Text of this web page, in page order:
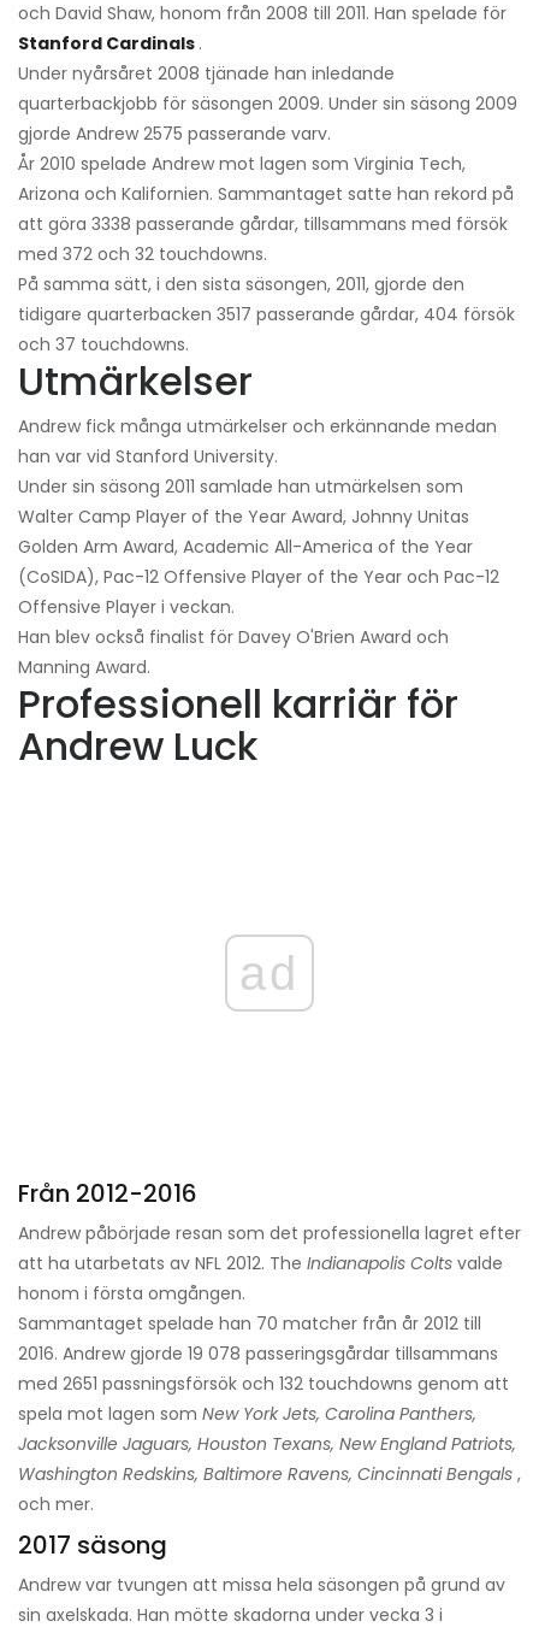
och David Shaw, honom från 2008 till 2011. Han spelade för
Stanford Cardinals .
Under nyårsåret 2008 tjänade han inledande
quarterbackjobb för säsongen 2009. Under sin säsong 2009
gjorde Andrew 2575 passerande varv.
År 2010 spelade Andrew mot lagen som Virginia Tech,
Arizona och Kalifornien. Sammantaget satte han rekord på
att göra 3338 passerande gårdar, tillsammans med försök
med 372 och 32 touchdowns.
På samma sätt, i den sista säsongen, 2011, gjorde den
tidigare quarterbacken 3517 passerande gårdar, 404 försök
och 37 touchdowns.
Utmärkelser
Andrew fick många utmärkelser och erkännande medan
han var vid Stanford University.
Under sin säsong 2011 samlade han utmärkelsen som
Walter Camp Player of the Year Award, Johnny Unitas
Golden Arm Award, Academic All-America of the Year
(CoSIDA), Pac-12 Offensive Player of the Year och Pac-12
Offensive Player i veckan.
Han blev också finalist för Davey O'Brien Award och
Manning Award.
Professionell karriär för
Andrew Luck
ad
Från 2012-2016
Andrew påbörjade resan som det professionella lagret efter
att ha utarbetats av NFL 2012. The Indianapolis Colts valde
honom i första omgången.
Sammantaget spelade han 70 matcher från år 2012 till
2016. Andrew gjorde 19 078 passeringsgårdar tillsammans
med 2651 passningsförsök och 132 touchdowns genom att
spela mot lagen som New York Jets, Carolina Panthers,
Jacksonville Jaguars, Houston Texans, New England Patriots,
Washington Redskins, Baltimore Ravens, Cincinnati Bengals ,
och mer.
2017 säsong
Andrew var tvungen att missa hela säsongen på grund av
sin axelskada. Han mötte skadorna under vecka 3 i